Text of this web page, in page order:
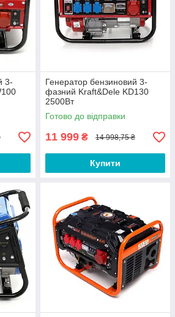
уточнюйте у нашого
менеджера.
3-
Генератор бензиновий 3-
фазний Kraft&Dele KD130
2500Вт
Готово до відправки
11 999 ₴ 14 998,75 ₴
Купити